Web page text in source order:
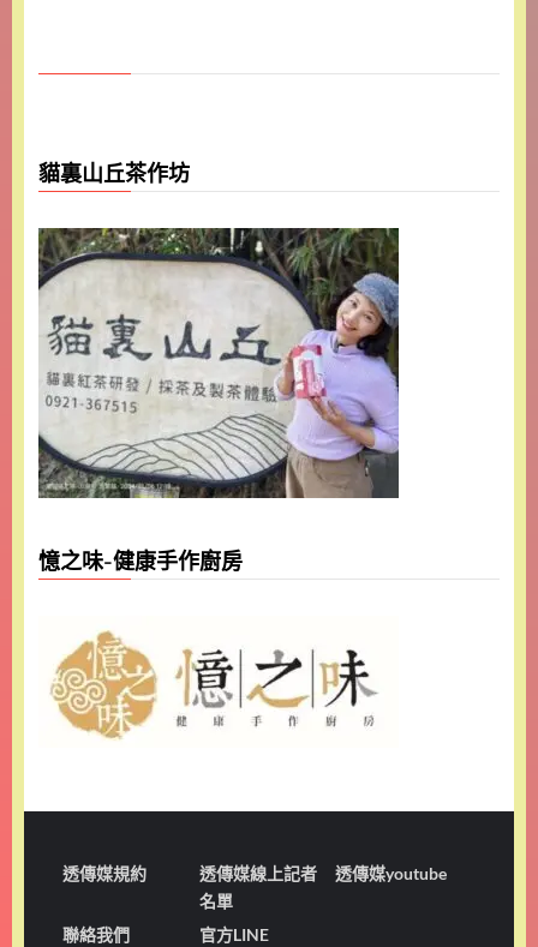
貓裏山丘茶作坊
憶之味-健康手作廚房
透傳媒規約
透傳媒線上記者
名單
透傳媒youtube
聯絡我們 官方LINE